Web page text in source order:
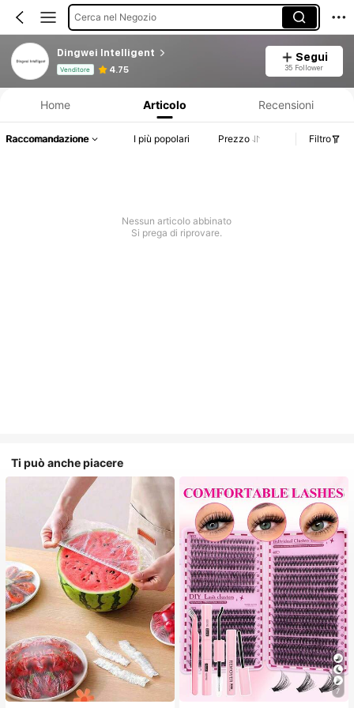
Cerca nel Negozio
Dingwei Intelligent
Venditore 4.75
Segui
35 Follower
Home Articolo Recensioni
Raccomandazione I più popolari Prezzo Filtro
Nessun articolo abbinato
Si prega di riprovare.
Ti può anche piacere
7